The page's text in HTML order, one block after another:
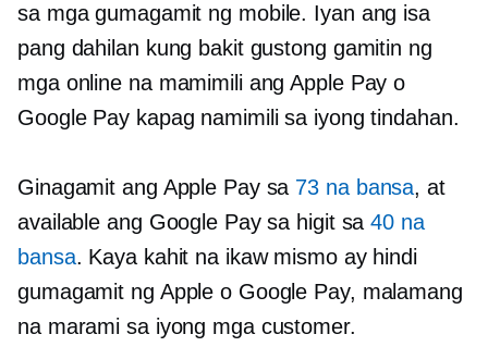
sa mga gumagamit ng mobile. Iyan ang isa
pang dahilan kung bakit gustong gamitin ng
mga online na mamimili ang Apple Pay o
Google Pay kapag namimili sa iyong tindahan.
Ginagamit ang Apple Pay sa 73 na bansa, at
available ang Google Pay sa higit sa40 na
bansa. Kaya kahit na ikaw mismo ay hindi
gumagamit ng Apple o Google Pay, malamang
na marami sa iyong mga customer.